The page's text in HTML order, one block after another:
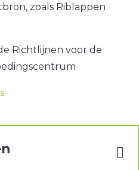
zoals Riblappen
Richtlijnen voor de